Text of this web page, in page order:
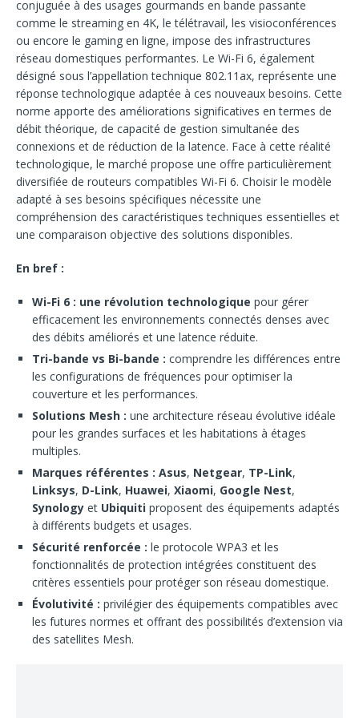
conjuguée à des usages gourmands en bande passante
comme le streaming en 4K, le télétravail, les visioconférences
ou encore le gaming en ligne, impose des infrastructures
réseau domestiques performantes. Le Wi-Fi 6, également
désigné sous l’appellation technique 802.11ax, représente une
réponse technologique adaptée à ces nouveaux besoins. Cette
norme apporte des améliorations significatives en termes de
débit théorique, de capacité de gestion simultanée des
connexions et de réduction de la latence. Face à cette réalité
technologique, le marché propose une offre particulièrement
diversifiée de routeurs compatibles Wi-Fi 6. Choisir le modèle
adapté à ses besoins spécifiques nécessite une
compréhension des caractéristiques techniques essentielles et
une comparaison objective des solutions disponibles.
En bref :
Wi-Fi 6 : une révolution technologique pour gérer
efficacement les environnements connectés denses avec
des débits améliorés et une latence réduite.
Tri-bande vs Bi-bande : comprendre les différences entre
les configurations de fréquences pour optimiser la
couverture et les performances.
Solutions Mesh : une architecture réseau évolutive idéale
pour les grandes surfaces et les habitations à étages
multiples.
Marques référentes : Asus, Netgear, TP-Link,
Linksys, D-Link, Huawei, Xiaomi, Google Nest,
Synology et Ubiquiti proposent des équipements adaptés
à différents budgets et usages.
Sécurité renforcée : le protocole WPA3 et les
fonctionnalités de protection intégrées constituent des
critères essentiels pour protéger son réseau domestique.
Évolutivité : privilégier des équipements compatibles avec
les futures normes et offrant des possibilités d’extension via
des satellites Mesh.